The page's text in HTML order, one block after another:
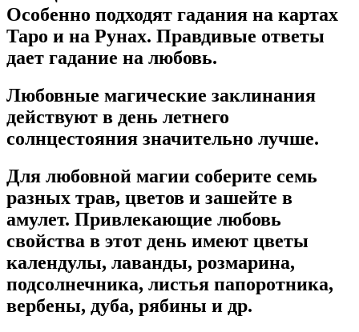
Особенно подходят гадания на картах
Таро и на Рунах. Правдивые ответы
дает гадание на любовь.
Любовные магические заклинания
действуют в день летнего
солнцестояния значительно лучше.
Для любовной магии соберите семь
разных трав, цветов и зашейте в
амулет. Привлекающие любовь
свойства в этот день имеют цветы
календулы, лаванды, розмарина,
подсолнечника, листья папоротника,
вербены, дуба, рябины и др.